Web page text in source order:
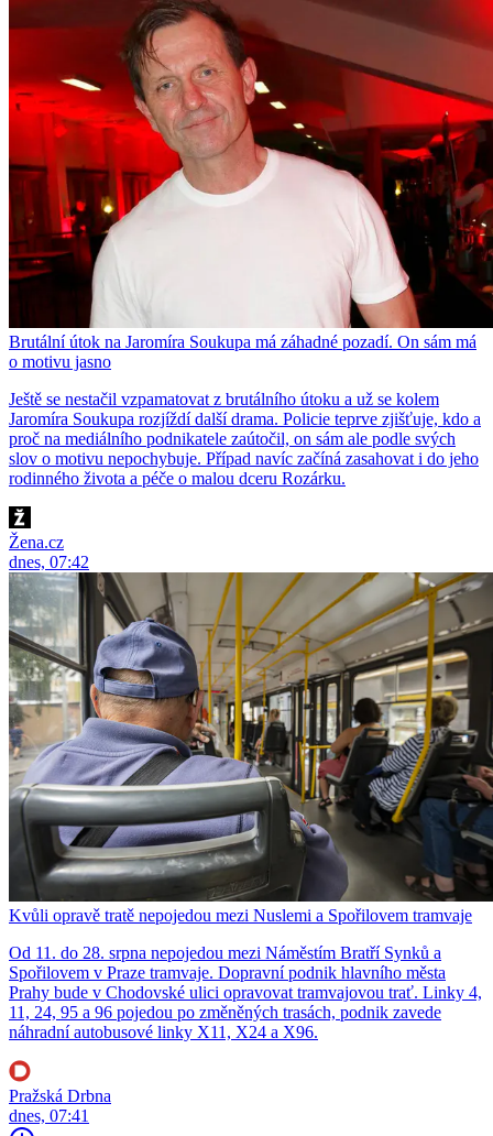
Brutální útok na Jaromíra Soukupa má záhadné pozadí. On sám má
o motivu jasno
Ještě se nestačil vzpamatovat z brutálního útoku a už se kolem
Jaromíra Soukupa rozjíždí další drama. Policie teprve zjišťuje, kdo a
proč na mediálního podnikatele zaútočil, on sám ale podle svých
slov o motivu nepochybuje. Případ navíc začíná zasahovat i do jeho
rodinného života a péče o malou dceru Rozárku.
Žena.cz
dnes, 07:42
Kvůli opravě tratě nepojedou mezi Nuslemi a Spořilovem tramvaje
Od 11. do 28. srpna nepojedou mezi Náměstím Bratří Synků a
Spořilovem v Praze tramvaje. Dopravní podnik hlavního města
Prahy bude v Chodovské ulici opravovat tramvajovou trať. Linky 4,
11, 24, 95 a 96 pojedou po změněných trasách, podnik zavede
náhradní autobusové linky X11, X24 a X96.
Pražská Drbna
dnes, 07:41